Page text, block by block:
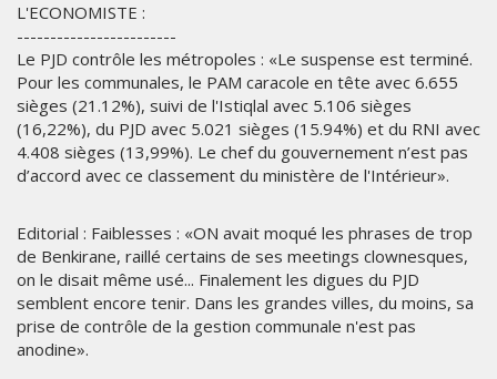
L'ECONOMISTE :
------------------------
Le PJD contrôle les métropoles : «Le suspense est terminé.
Pour les communales, le PAM caracole en tête avec 6.655
sièges (21.12%), suivi de l'Istiqlal avec 5.106 sièges
(16,22%), du PJD avec 5.021 sièges (15.94%) et du RNI avec
4.408 sièges (13,99%). Le chef du gouvernement n’est pas
d’accord avec ce classement du ministère de l'Intérieur».
Editorial : Faiblesses : «ON avait moqué les phrases de trop
de Benkirane, raillé certains de ses meetings clownesques,
on le disait même usé... Finalement les digues du PJD
semblent encore tenir. Dans les grandes villes, du moins, sa
prise de contrôle de la gestion communale n'est pas
anodine».